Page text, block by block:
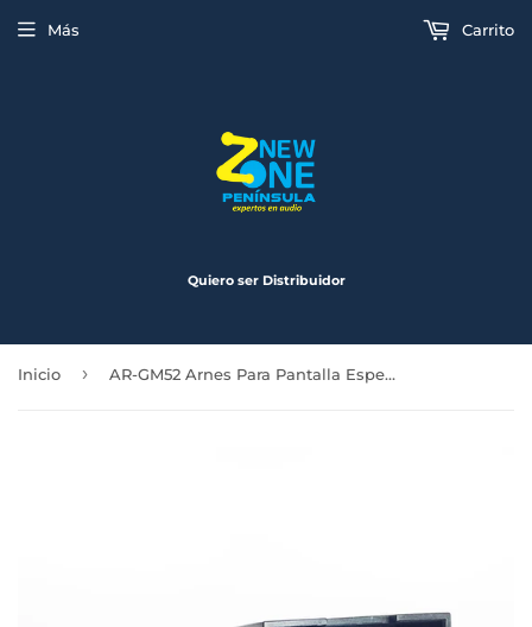
Quiero ser Distribuidor
Más Carrito
Inicio › AR-GM52 Arnes Para Pantalla Especial HF-452GM9, HF-462GM9